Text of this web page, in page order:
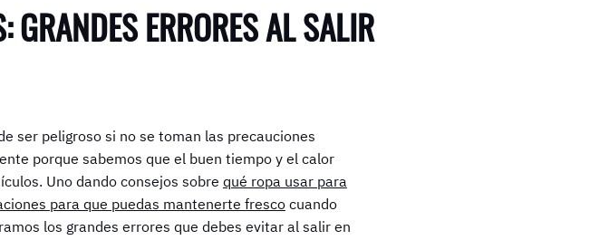
ERRORES AL SALIR
ser peligroso si no se toman las precauciones
porque sabemos que el buen tiempo y el calor
Uno dando consejos sobre qué ropa usar para
para que puedas mantenerte frescocuando
los grandes errores que debes evitar al salir en